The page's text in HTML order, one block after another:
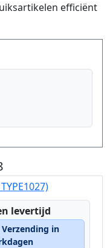
efficiënt
levertijd
in